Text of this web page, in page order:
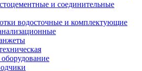
и соединительные
водосточные и комплектующие